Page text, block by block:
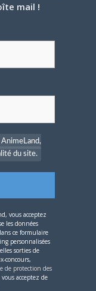
cliquez sur la
nous!
mail !
du site.
vous acceptez
les données
ce formulaire
personnalisées
sorties de
concours,
de protection des
acceptez de